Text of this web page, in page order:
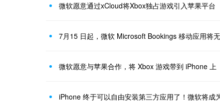
微软愿意通过xCloud将Xbox独占游戏引入苹果平台
7月15 日起，微软 Microsoft Bookings 移动应用将
微软愿意与苹果合作，将 Xbox 游戏带到 iPhone 上
iPhone 终于可以自由安装第三方应用了！微软将成